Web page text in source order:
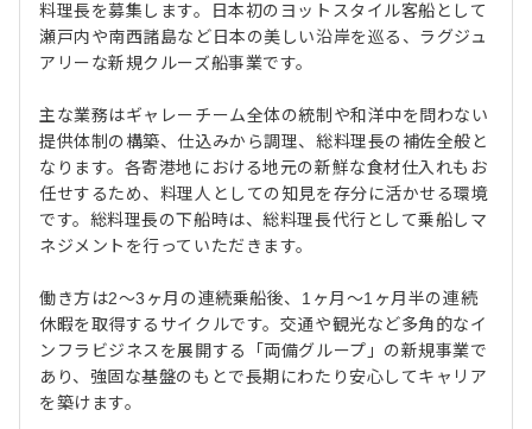
料理長を募集します。日本初のヨットスタイル客船として
瀬戸内や南西諸島など日本の美しい沿岸を巡る、ラグジュ
アリーな新規クルーズ船事業です。
主な業務はギャレーチーム全体の統制や和洋中を問わない
提供体制の構築、仕込みから調理、総料理長の補佐全般と
なります。各寄港地における地元の新鮮な食材仕入れもお
任せするため、料理人としての知見を存分に活かせる環境
です。総料理長の下船時は、総料理長代行として乗船しマ
ネジメントを行っていただきます。
働き方は2～3ヶ月の連続乗船後、1ヶ月～1ヶ月半の連続
休暇を取得するサイクルです。交通や観光など多角的なイ
ンフラビジネスを展開する「両備グループ」の新規事業で
あり、強固な基盤のもとで長期にわたり安心してキャリア
を築けます。